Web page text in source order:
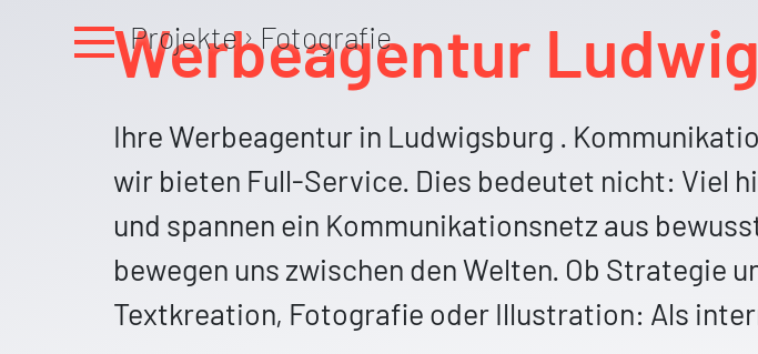
MENU
Projekte›Fotografie
Werbeagentur
Ihre Werbeagentur in Ludwigsburg .
wir bieten Full-Service. Dies bedeutet nicht: Viel
und spannen ein Kommunikationsnetz aus
bewegen uns zwischen den Welten. Ob Strategie
Textkreation, Fotografie oder Illustration: Als